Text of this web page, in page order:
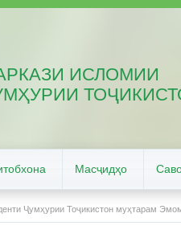
ИСЛОМИИ
Масҷидҳо
Ҷумҳурии Тоҷикистон муҳтарам